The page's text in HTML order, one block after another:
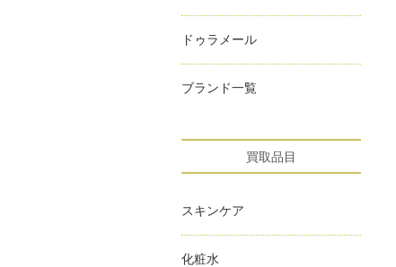
ドゥラメール
ブランド一覧
買取品目
スキンケア
化粧水